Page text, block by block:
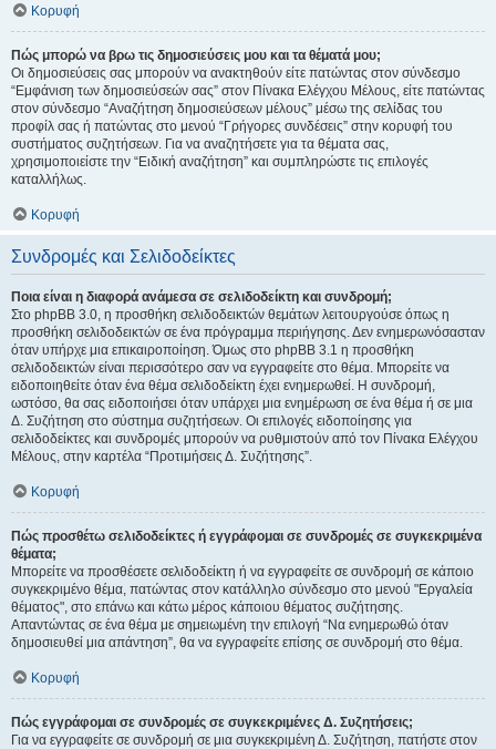
Κορυφή
Πώς μπορώ να βρω τις δημοσιεύσεις μου και τα θέματά μου;
Οι δημοσιεύσεις σας μπορούν να ανακτηθούν είτε πατώντας στον σύνδεσμο
“Εμφάνιση των δημοσιεύσεών σας” στον Πίνακα Ελέγχου Μέλους, είτε πατώντας
στον σύνδεσμο “Αναζήτηση δημοσιεύσεων μέλους” μέσω της σελίδας του
προφίλ σας ή πατώντας στο μενού “Γρήγορες συνδέσεις” στην κορυφή του
συστήματος συζητήσεων. Για να αναζητήσετε για τα θέματα σας,
χρησιμοποιείστε την “Ειδική αναζήτηση” και συμπληρώστε τις επιλογές
καταλλήλως.
Κορυφή
Συνδρομές και Σελιδοδείκτες
Ποια είναι η διαφορά ανάμεσα σε σελιδοδείκτη και συνδρομή;
Στο phpBB 3.0, η προσθήκη σελιδοδεικτών θεμάτων λειτουργούσε όπως η
προσθήκη σελιδοδεικτών σε ένα πρόγραμμα περιήγησης. Δεν ενημερωνόσασταν
όταν υπήρχε μια επικαιροποίηση. Όμως στο phpBB 3.1 η προσθήκη
σελιδοδεικτών είναι περισσότερο σαν να εγγραφείτε στο θέμα. Μπορείτε να
ειδοποιηθείτε όταν ένα θέμα σελιδοδείκτη έχει ενημερωθεί. Η συνδρομή,
ωστόσο, θα σας ειδοποιήσει όταν υπάρχει μια ενημέρωση σε ένα θέμα ή σε μια
Δ. Συζήτηση στο σύστημα συζητήσεων. Οι επιλογές ειδοποίησης για
σελιδοδείκτες και συνδρομές μπορούν να ρυθμιστούν από τον Πίνακα Ελέγχου
Μέλους, στην καρτέλα “Προτιμήσεις Δ. Συζήτησης”.
Κορυφή
Πώς προσθέτω σελιδοδείκτες ή εγγράφομαι σε συνδρομές σε συγκεκριμένα
θέματα;
Μπορείτε να προσθέσετε σελιδοδείκτη ή να εγγραφείτε σε συνδρομή σε κάποιο
συγκεκριμένο θέμα, πατώντας στον κατάλληλο σύνδεσμο στο μενού "Εργαλεία
θέματος", στο επάνω και κάτω μέρος κάποιου θέματος συζήτησης.
Απαντώντας σε ένα θέμα με σημειωμένη την επιλογή “Να ενημερωθώ όταν
δημοσιευθεί μια απάντηση”, θα να εγγραφείτε επίσης σε συνδρομή στο θέμα.
Κορυφή
Πώς εγγράφομαι σε συνδρομές σε συγκεκριμένες Δ. Συζητήσεις;
Για να εγγραφείτε σε συνδρομή σε μια συγκεκριμένη Δ. Συζήτηση, πατήστε στον